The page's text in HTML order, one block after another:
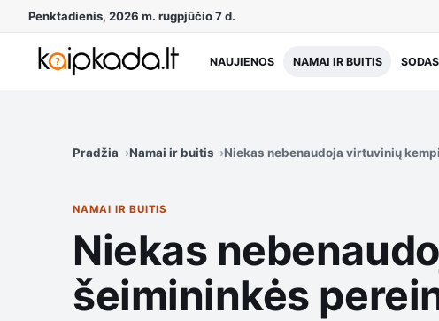
Penktadienis, 2026 m. rugpjūčio 7 d.
NAUJIENOS NAMAI IR BUITIS
Pradžia Namai ir buitis Niekas nebenaudoja virtuvinių
NAMAI IR BUITIS
Niekas
šeimininkės